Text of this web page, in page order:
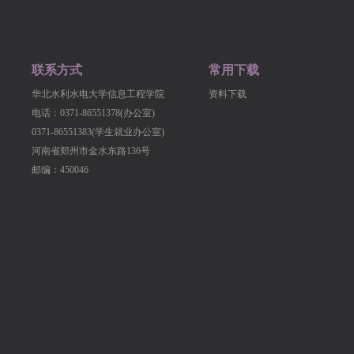
联系方式
华北水利水电大学信息工程学院
电话：0371-86551378(办公室)
0371-86551383(学生就业办公室)
河南省郑州市金水东路136号
邮编：450046
常用下载
资料下载